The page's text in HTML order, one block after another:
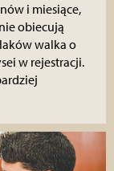
i miesiące,
obiecują
walka o
w rejestracji.